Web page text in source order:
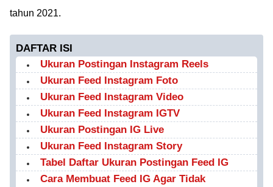
tahun 2021.
DAFTAR ISI
Ukuran Postingan Instagram Reels
Ukuran Feed Instagram Foto
Ukuran Feed Instagram Video
Ukuran Feed Instagram IGTV
Ukuran Postingan IG Live
Ukuran Feed Instagram Story
Tabel Daftar Ukuran Postingan Feed IG
Cara Membuat Feed IG Agar Tidak